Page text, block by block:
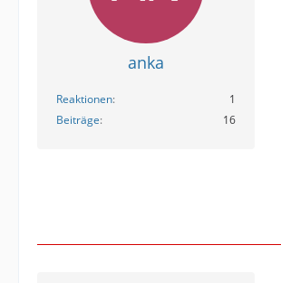
anka
Reaktionen
1
Beiträge
16